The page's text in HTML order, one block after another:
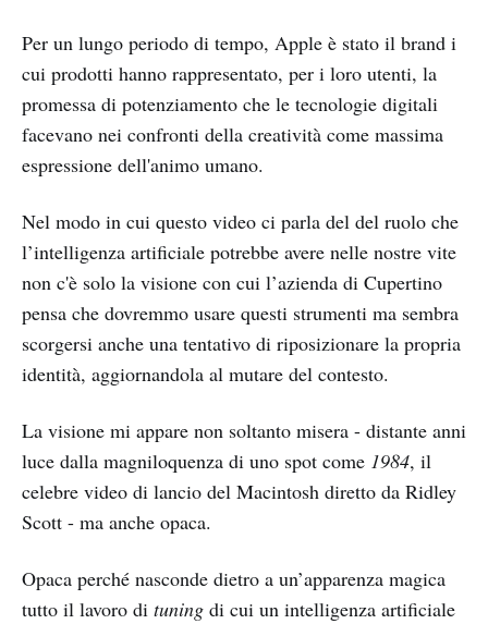
Per un lungo periodo di tempo, Apple è stato il brand i
cui prodotti hanno rappresentato, per i loro utenti, la
promessa di potenziamento che le tecnologie digitali
facevano nei confronti della creatività come massima
espressione dell'animo umano.
Nel modo in cui questo video ci parla del del ruolo che
l’intelligenza artificiale potrebbe avere nelle nostre vite
non c'è solo la visione con cui l’azienda di Cupertino
pensa che dovremmo usare questi strumenti ma sembra
scorgersi anche una tentativo di riposizionare la propria
identità, aggiornandola al mutare del contesto.
La visione mi appare non soltanto misera - distante anni
luce dalla magniloquenza di uno spot come 1984, il
celebre video di lancio del Macintosh diretto da Ridley
Scott - ma anche opaca.
Opaca perché nasconde dietro a un’apparenza magica
tutto il lavoro di tuning di cui un intelligenza artificiale